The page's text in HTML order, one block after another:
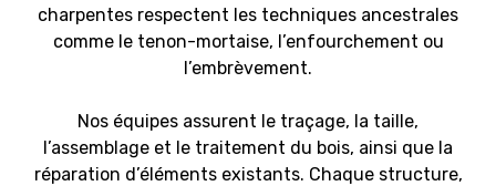
charpentes respectent les techniques ancestrales
comme le tenon-mortaise, l’enfourchement ou
l’embrèvement.
Nos équipes assurent le traçage, la taille,
l’assemblage et le traitement du bois, ainsi que la
réparation d’éléments existants. Chaque structure,